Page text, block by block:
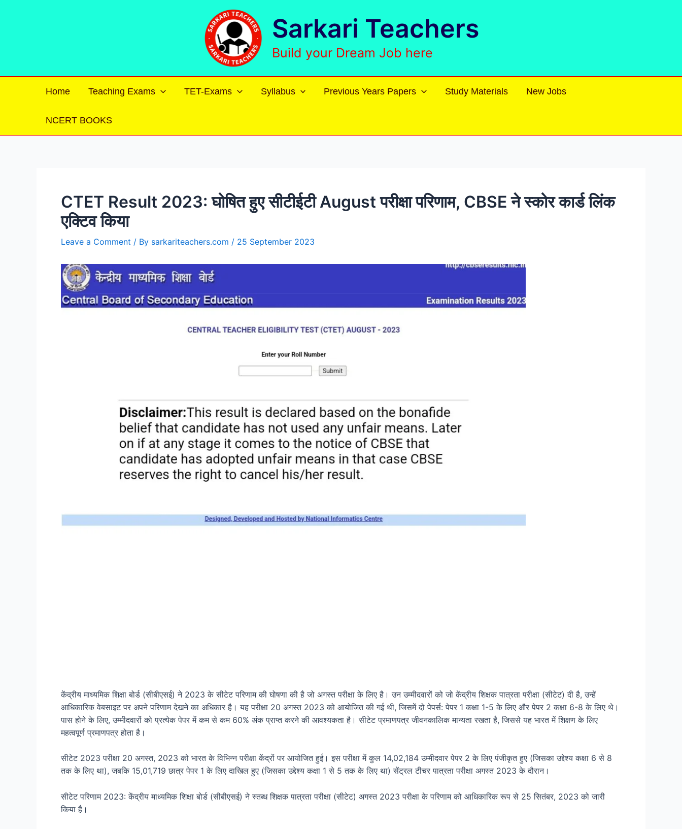
Sarkari Teachers
Build your Dream Job here
Home Teaching Exams TET-Exams Syllabus Previous Years Papers Study Materials New Jobs
NCERT BOOKS
CTET Result 2023: घोषित हुए सीटीईटी August परीक्षा परिणाम, CBSE ने स्कोर कार्ड लिंक
एक्टिव किया
Leave a Comment / By sarkariteachers.com / 25 September 2023
केंद्रीय माध्यमिक शिक्षा बोर्ड (सीबीएसई) ने 2023 के सीटेट परिणाम की घोषणा की है जो अगस्त परीक्षा के लिए है। उन उम्मीदवारों को जो केंद्रीय शिक्षक पात्रता परीक्षा (सीटेट) दी है, उन्हें
आधिकारिक वेबसाइट पर अपने परिणाम देखने का अधिकार है। यह परीक्षा 20 अगस्त 2023 को आयोजित की गई थी, जिसमें दो पेपर्स: पेपर 1 कक्षा 1-5 के लिए और पेपर 2 कक्षा 6-8 के लिए थे।
पास होने के लिए, उम्मीदवारों को प्रत्येक पेपर में कम से कम 60% अंक प्राप्त करने की आवश्यकता है। सीटेट प्रमाणपत्र जीवनकालिक मान्यता रखता है, जिससे यह भारत में शिक्षण के लिए
महत्वपूर्ण प्रमाणपत्र होता है।
सीटेट 2023 परीक्षा 20 अगस्त, 2023 को भारत के विभिन्न परीक्षा केंद्रों पर आयोजित हुई। इस परीक्षा में कुल 14,02,184 उम्मीदवार पेपर 2 के लिए पंजीकृत हुए (जिसका उद्देश्य कक्षा 6 से 8
तक के लिए था), जबकि 15,01,719 छात्र पेपर 1 के लिए दाखिल हुए (जिसका उद्देश्य कक्षा 1 से 5 तक के लिए था) सेंट्रल टीचर पात्रता परीक्षा अगस्त 2023 के दौरान।
सीटेट परिणाम 2023: केंद्रीय माध्यमिक शिक्षा बोर्ड (सीबीएसई) ने स्तब्ध शिक्षक पात्रता परीक्षा (सीटेट) अगस्त 2023 परीक्षा के परिणाम को आधिकारिक रूप से 25 सितंबर, 2023 को जारी
किया है।